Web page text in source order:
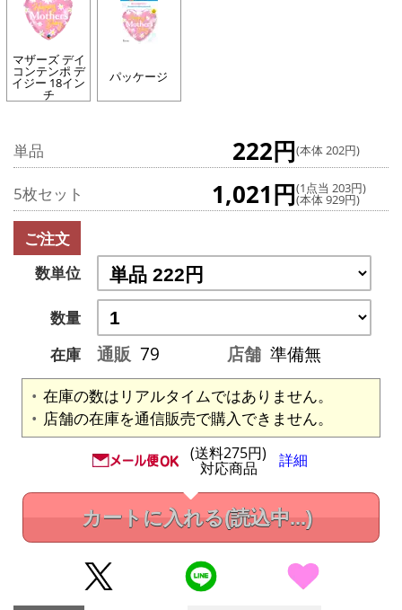
マザーズ デイ
コンテンポ デ
イジー 18イン
チ
パッケージ
単品 222円(本体 202円)
5枚セット 1,021円(1点当 203円)
(本体 929円)
ご注文
数単位
数量
在庫
通販 79 店舗 準備無
在庫の数はリアルタイムではありません。
店舗の在庫を通信販売で購入できません。
(送料275円)
対応商品 詳細
カートに入れる(読込中...)